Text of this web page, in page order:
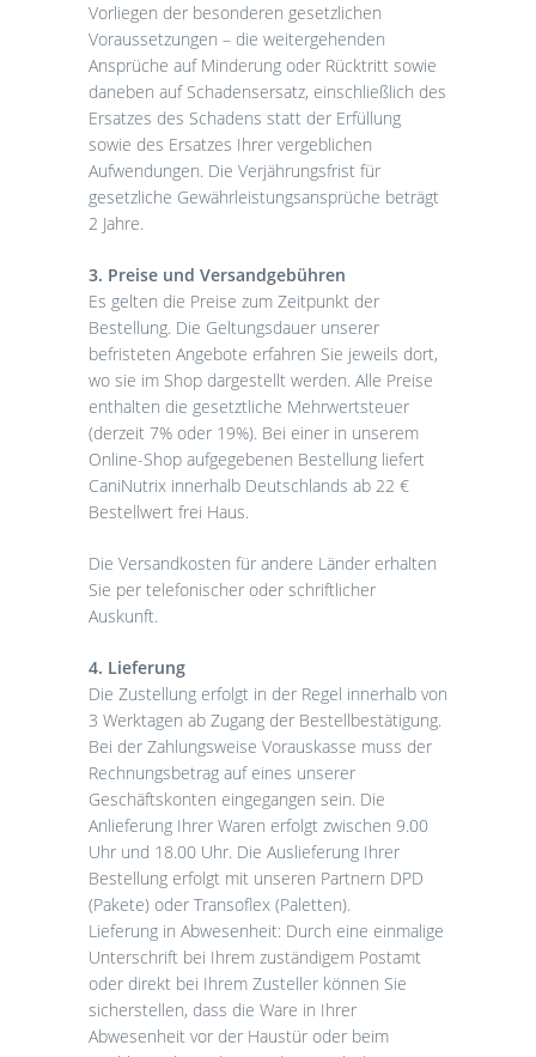
Vorliegen der besonderen gesetzlichen
Voraussetzungen – die weitergehenden
Ansprüche auf Minderung oder Rücktritt sowie
daneben auf Schadensersatz, einschließlich des
Ersatzes des Schadens statt der Erfüllung
sowie des Ersatzes Ihrer vergeblichen
Aufwendungen. Die Verjährungsfrist für
gesetzliche Gewährleistungsansprüche beträgt
2 Jahre.
3. Preise und Versandgebühren
Es gelten die Preise zum Zeitpunkt der
Bestellung. Die Geltungsdauer unserer
befristeten Angebote erfahren Sie jeweils dort,
wo sie im Shop dargestellt werden. Alle Preise
enthalten die gesetztliche Mehrwertsteuer
(derzeit 7% oder 19%). Bei einer in unserem
Online-Shop aufgegebenen Bestellung liefert
CaniNutrix innerhalb Deutschlands ab 22 €
Bestellwert frei Haus.
Die Versandkosten für andere Länder erhalten
Sie per telefonischer oder schriftlicher
Auskunft.
4. Lieferung
Die Zustellung erfolgt in der Regel innerhalb von
3 Werktagen ab Zugang der Bestellbestätigung.
Bei der Zahlungsweise Vorauskasse muss der
Rechnungsbetrag auf eines unserer
Geschäftskonten eingegangen sein. Die
Anlieferung Ihrer Waren erfolgt zwischen 9.00
Uhr und 18.00 Uhr. Die Auslieferung Ihrer
Bestellung erfolgt mit unseren Partnern DPD
(Pakete) oder Transoflex (Paletten).
Lieferung in Abwesenheit: Durch eine einmalige
Unterschrift bei Ihrem zuständigem Postamt
oder direkt bei Ihrem Zusteller können Sie
sicherstellen, dass die Ware in Ihrer
Abwesenheit vor der Haustür oder beim